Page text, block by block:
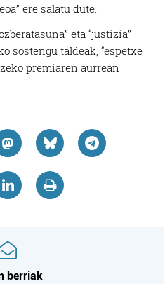
ere salatu dute.
eta “justizia”
sostengu taldeak, “espetxe
premiaren aurrean
berriak